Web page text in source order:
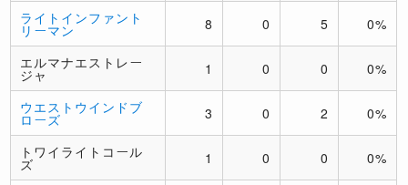
ライトインファント
リーマン 8 0 5 0%
エルマナエストレー
ジャ 1 0 0 0%
ウエストウインドブ
ローズ 3 0 2 0%
トワイライトコール
ズ 1 0 0 0%